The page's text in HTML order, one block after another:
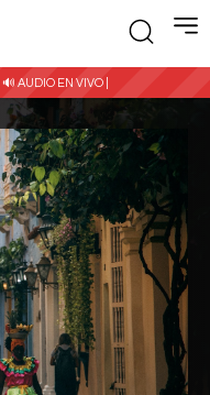
🔊 AUDIO EN VIVO |